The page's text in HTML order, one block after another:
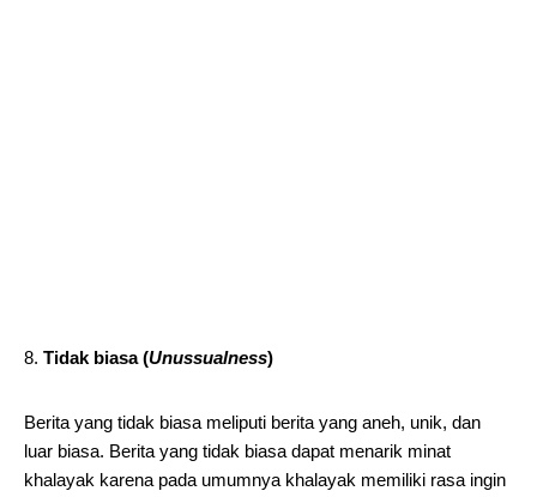
Tidak biasa (Unussualness)
Berita yang tidak biasa meliputi berita yang aneh, unik, dan
luar biasa. Berita yang tidak biasa dapat menarik minat
khalayak karena pada umumnya khalayak memiliki rasa ingin